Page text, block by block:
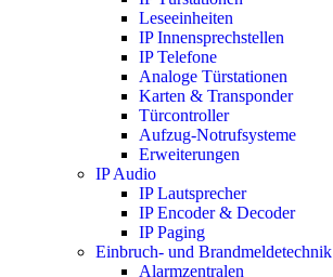
Leseeinheiten
IP Innensprechstellen
IP Telefone
Analoge Türstationen
Karten & Transponder
Türcontroller
Aufzug-Notrufsysteme
Erweiterungen
IP Audio
IP Lautsprecher
IP Encoder & Decoder
IP Paging
Einbruch- und Brandmeldetechnik
Alarmzentralen